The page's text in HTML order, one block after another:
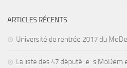
ARTICLES RÉCENTS
Université de rentrée 2017 du
La liste des 47 député-e-s MoDem